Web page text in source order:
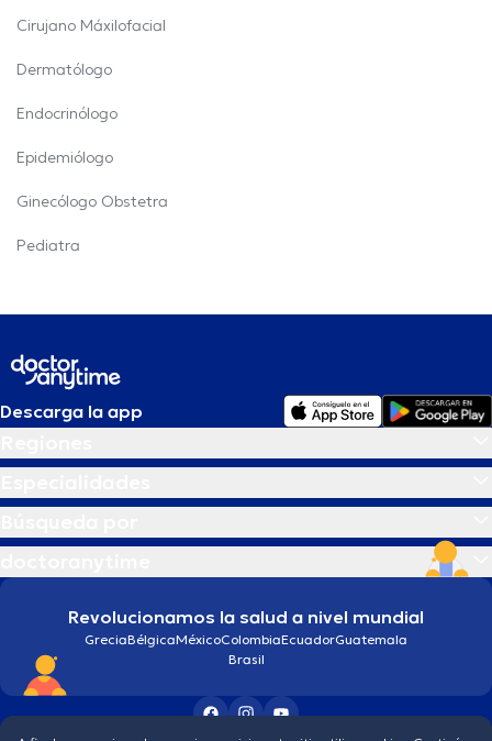
Cirujano Máxilofacial
Dermatólogo
Endocrinólogo
Epidemiólogo
Ginecólogo Obstetra
Pediatra
Descarga la app
Revolucionamos la salud a nivel mundial
GreciaBélgicaMéxicoColombiaEcuadorGuatemala
Brasil